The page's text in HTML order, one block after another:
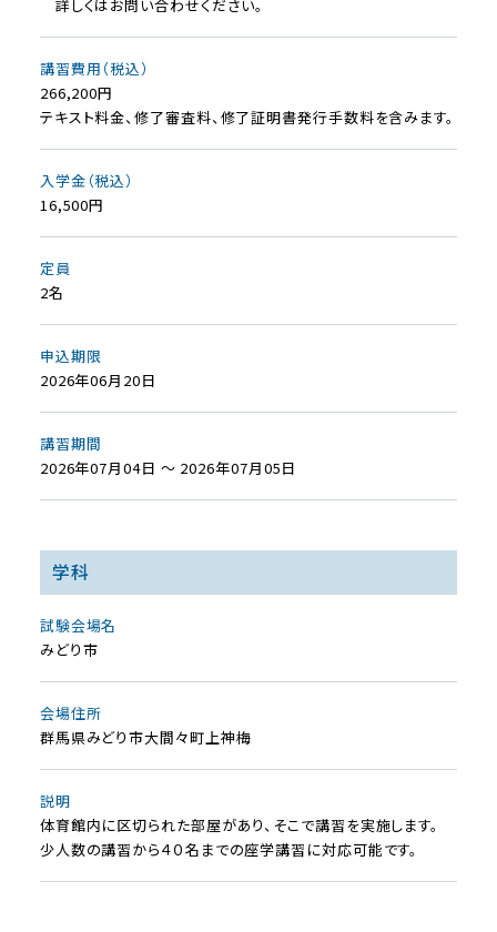
詳しくはお問い合わせください。
講習費用（税込）
266,200円
テキスト料金、修了審査料、修了証明書発行手数料を含みます。
入学金（税込）
16,500円
定員
2名
申込期限
2026年06月20日
講習期間
2026年07月04日 ～ 2026年07月05日
学科
試験会場名
みどり市
会場住所
群馬県みどり市大間々町上神梅
説明
体育館内に区切られた部屋があり、そこで講習を実施します。
少人数の講習から４０名までの座学講習に対応可能です。